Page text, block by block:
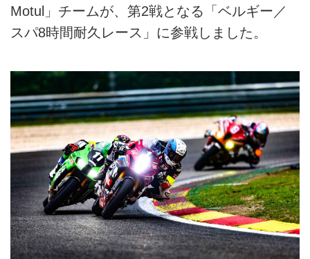
Motul」チームが、第2戦となる「ベルギー／
スパ8時間耐久レース」に参戦しました。